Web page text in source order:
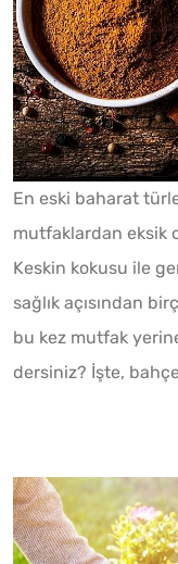
En eski baharat
mutfaklardan eksik
Keskin kokusu ile
sağlık açısından
bu kez mutfak
dersiniz? İşte,